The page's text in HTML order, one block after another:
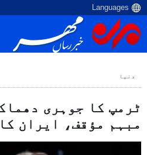
دنیا
ٹرمپ کا جوہری
مبہم مؤقف، ایران